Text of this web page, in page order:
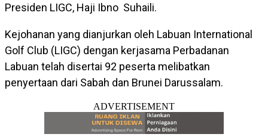
Presiden LIGC, Haji Ibno Suhaili.
Kejohanan yang dianjurkan oleh Labuan International
Golf Club (LIGC) dengan kerjasama Perbadanan
Labuan telah disertai 92 peserta melibatkan
penyertaan dari Sabah dan Brunei Darussalam.
ADVERTISEMENT